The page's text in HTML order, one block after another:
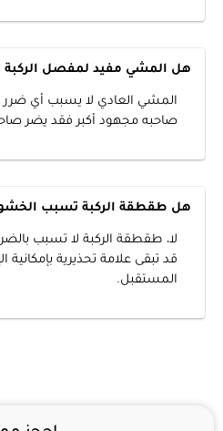
هل المشي مفيد لمفصل الركبة
المشي العادي لا يسبب أي ضرر
صاحبه مجهود أكبر فقد يضر
هل طقطقة الركبة تسبب
لا، طقطقة الركبة لا تسبب
قد تبقى علامة تحذيرية بإمكانية
المستقبل.